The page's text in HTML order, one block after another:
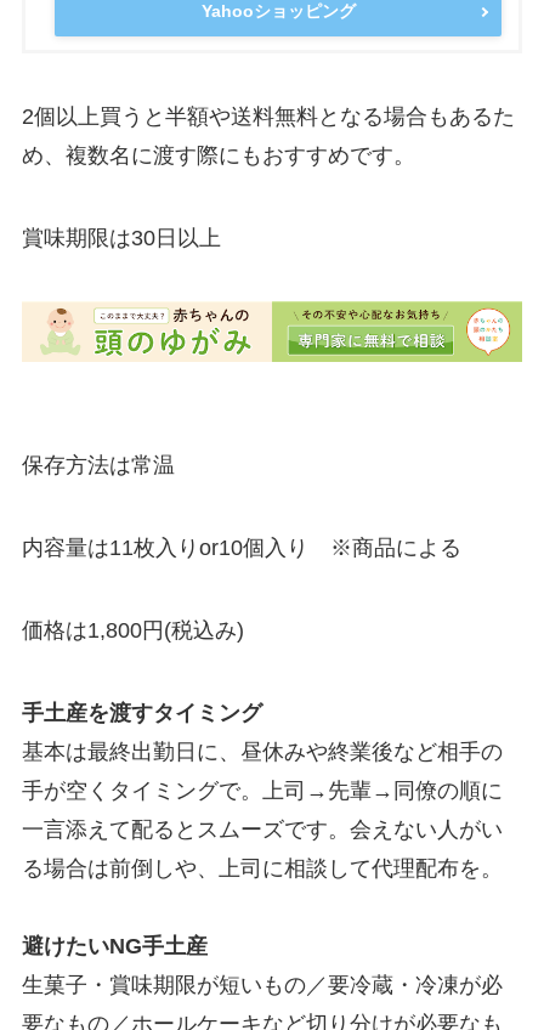
Yahooショッピング
2個以上買うと半額や送料無料となる場合もあるた
め、複数名に渡す際にもおすすめです。
賞味期限は30日以上
保存方法は常温
内容量は11枚入りor10個入り ※商品による
価格は1,800円(税込み)
手土産を渡すタイミング
基本は最終出勤日に、昼休みや終業後など相手の
手が空くタイミングで。上司→先輩→同僚の順に
一言添えて配るとスムーズです。会えない人がい
る場合は前倒しや、上司に相談して代理配布を。
避けたいNG手土産
生菓子・賞味期限が短いもの／要冷蔵・冷凍が必
要なもの／ホールケーキなど切り分けが必要なも